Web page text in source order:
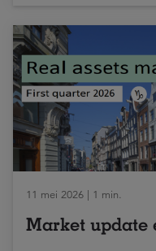
11 mei 2026 | 1 min.
Market update